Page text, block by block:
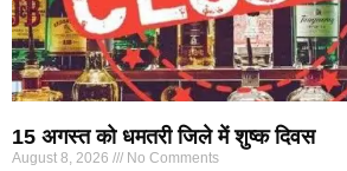
15 अगस्त को धमतरी जिले में शुष्क दिवस
August 8, 2026 No Comments